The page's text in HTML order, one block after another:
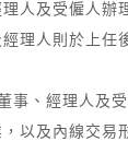
人及受僱人
理人則於上
、經理人及
以及內線交